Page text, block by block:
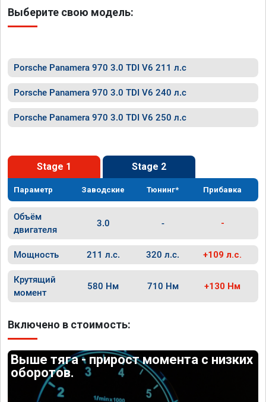
Выберите свою модель:
Porsche Panamera 970 3.0 TDI V6 211 л.с
Porsche Panamera 970 3.0 TDI V6 240 л.с
Porsche Panamera 970 3.0 TDI V6 250 л.с
Stage 1 Stage 2
Параметр Заводские Тюнинг* Прибавка
Объём
двигателя
3.0 - -
Мощность 211 л.с. 320 л.с. +109 л.с.
Крутящий
момент
580 Нм 710 Нм +130 Нм
Включено в стоимость:
Выше тяга - прирост момента с низких
оборотов.